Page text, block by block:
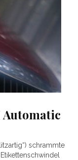
Automatic
schrammte